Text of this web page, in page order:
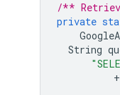
/**
private
String
+